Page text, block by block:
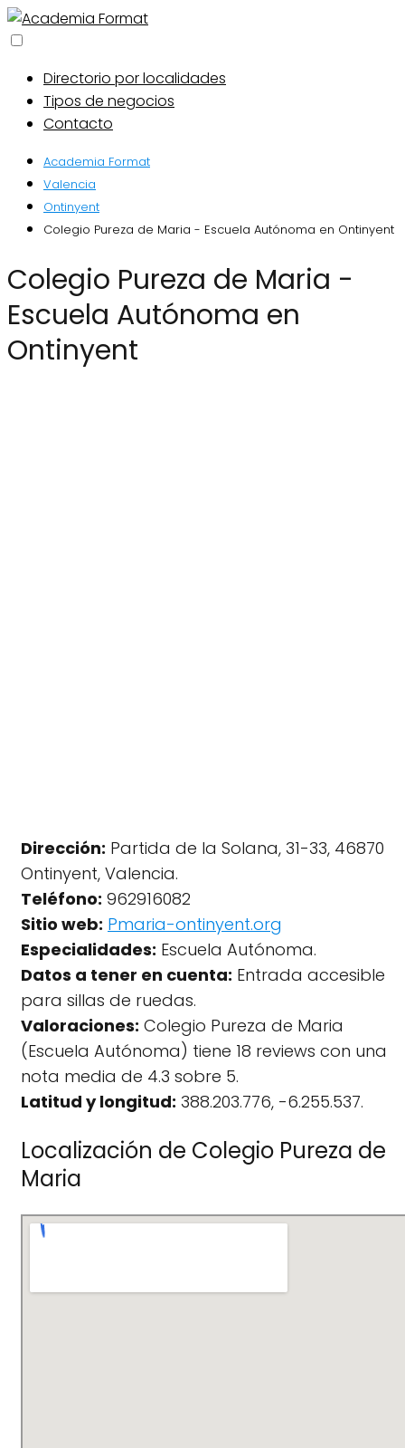
Directorio por localidades
Tipos de negocios
Contacto
Academia Format
Valencia
Ontinyent
Colegio Pureza de Maria - Escuela Autónoma en Ontinyent
Colegio Pureza de Maria -
Escuela Autónoma en
Ontinyent
Dirección: Partida de la Solana, 31-33, 46870
Ontinyent, Valencia.
Teléfono: 962916082
Sitio web: Pmaria-ontinyent.org
Especialidades: Escuela Autónoma.
Datos a tener en cuenta: Entrada accesible
para sillas de ruedas.
Valoraciones: Colegio Pureza de Maria
(Escuela Autónoma) tiene 18 reviews con una
nota media de 4.3 sobre 5.
Latitud y longitud: 388.203.776, -6.255.537.
Localización de Colegio Pureza de
Maria